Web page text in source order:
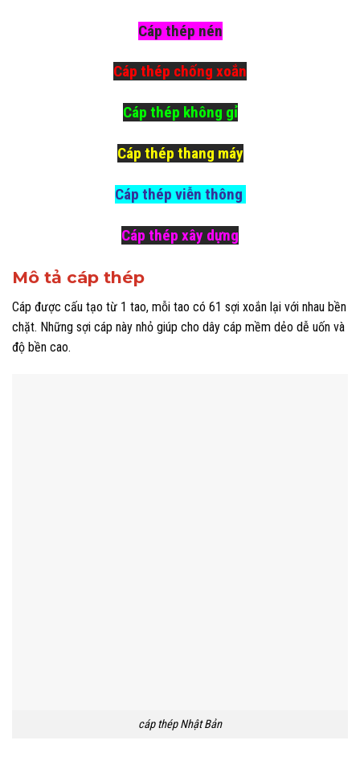
Cáp thép nén
Cáp thép chống xoắn
Cáp thép không gỉ
Cáp thép thang máy
Cáp thép viễn thông
Cáp thép xây dựng
Mô tả cáp thép
Cáp được cấu tạo từ 1 tao, mỗi tao có 61 sợi xoắn lại với nhau bền
chặt. Những sợi cáp này nhỏ giúp cho dây cáp mềm dẻo dễ uốn và
độ bền cao.
cáp thép Nhật Bản